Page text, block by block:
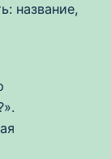
название,